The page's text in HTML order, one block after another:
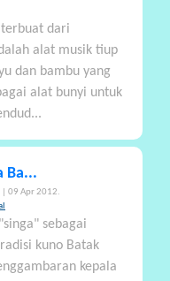
dari
alat musik tiup
dan bambu yang
alat bunyi untuk
Ba...
| 09 Apr 2012.
sebagai
kuno Batak
kepala